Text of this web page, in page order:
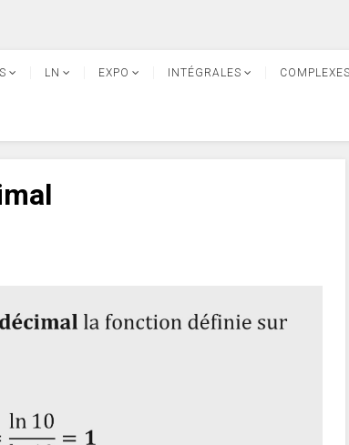
LN EXPO INTÉGRALES COMPLEXES